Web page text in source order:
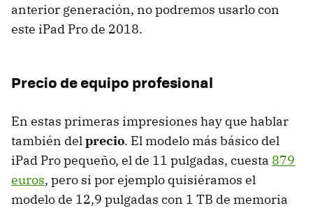
anterior generación, no podremos usarlo con
este iPad Pro de 2018.
Precio de equipo profesional
En estas primeras impresiones hay que hablar
también del precio. El modelo más básico del
iPad Pro pequeño, el de 11 pulgadas, cuesta 879
euros, pero si por ejemplo quisiéramos el
modelo de 12,9 pulgadas con 1 TB de memoria